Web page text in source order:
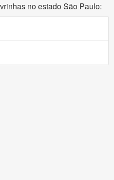
no estado São Paulo: